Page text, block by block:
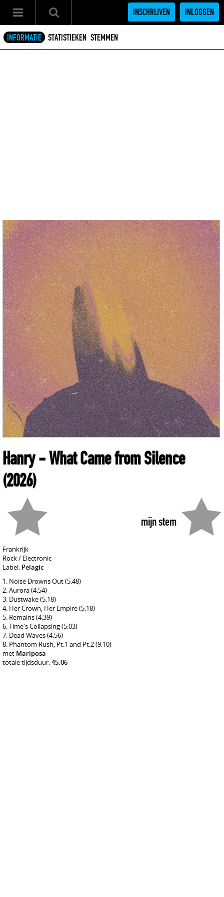
INSCHRIJVEN INLOGGEN
INFORMATIE STATISTIEKEN STEMMEN
Hanry- What Came from Silence
(2026)
mijn stem
Frankrijk
Rock / Electronic
Label: Pelagic
Noise Drowns Out(5:48)
Aurora(4:54)
Dustwake(5:18)
Her Crown, Her Empire(5:18)
Remains(4:39)
Time's Collapsing(5:03)
Dead Waves(4:56)
Phantom Rush, Pt.1 and Pt.2(9:10)
met Mariposa
totale tijdsduur:45:06